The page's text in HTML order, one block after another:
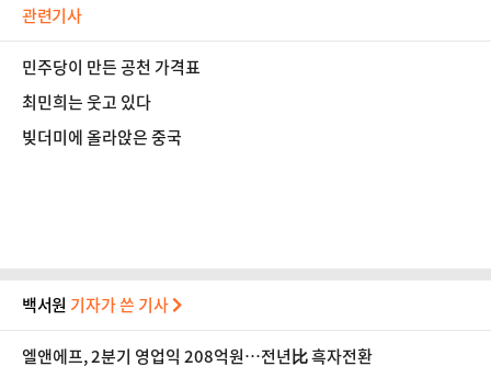
관련기사
민주당이 만든 공천 가격표
최민희는 웃고 있다
빚더미에 올라앉은 중국
백서원 기자가 쓴 기사
엘앤에프, 2분기 영업익 208억원…전년比 흑자전환